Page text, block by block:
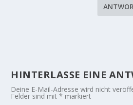
HINTERLASSE EINE
Deine E-Mail-Adresse wird nicht
Felder sind mit* markiert